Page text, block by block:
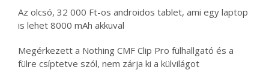
Az olcsó, 32 000 Ft-os androidos tablet, ami egy laptop
is lehet 8000 mAh akkuval
Megérkezett a Nothing CMF Clip Pro fülhallgató és a
fülre csíptetve szól, nem zárja ki a külvilágot